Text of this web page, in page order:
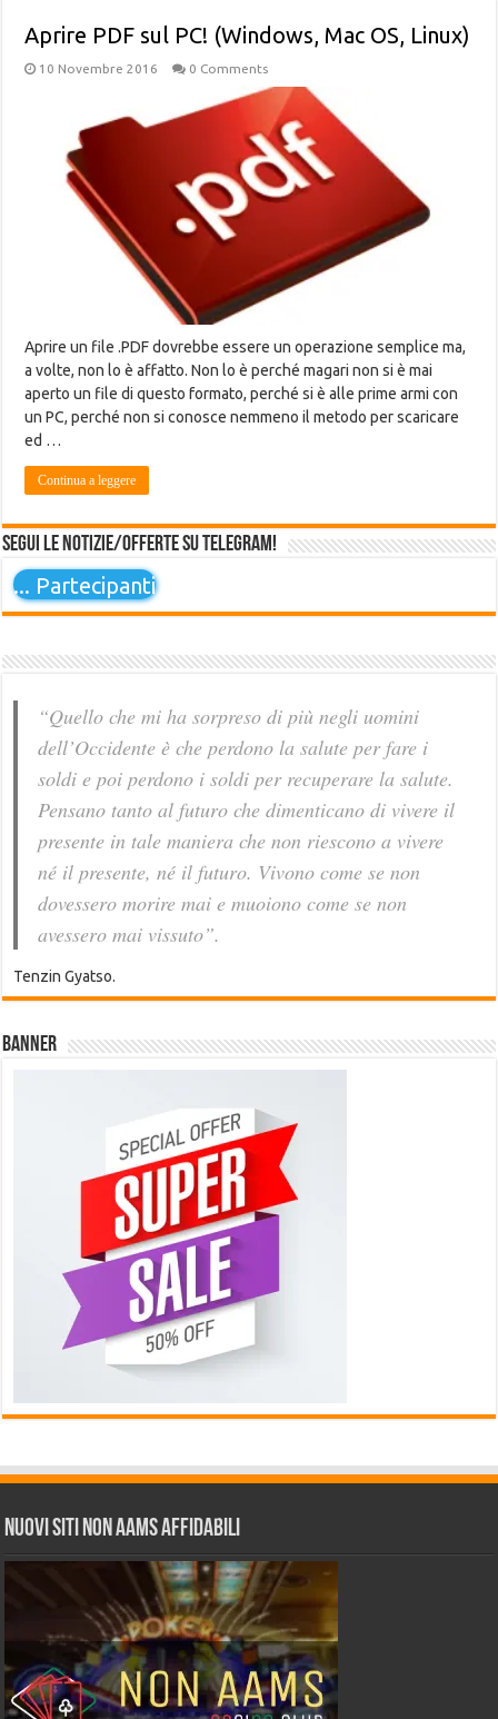
Aprire PDF sul PC! (Windows, Mac OS, Linux)
10 Novembre 2016 0 Comments
Aprire un file .PDF dovrebbe essere un operazione semplice ma,
a volte, non lo è affatto. Non lo è perché magari non si è mai
aperto un file di questo formato, perché si è alle prime armi con
un PC, perché non si conosce nemmeno il metodo per scaricare
ed …
Continua a leggere
Segui le notizie/offerte su Telegram!
... Partecipanti
“Quello che mi ha sorpreso di più negli uomini
dell’Occidente è che perdono la salute per fare i
soldi e poi perdono i soldi per recuperare la salute.
Pensano tanto al futuro che dimenticano di vivere il
presente in tale maniera che non riescono a vivere
né il presente, né il futuro. Vivono come se non
dovessero morire mai e muoiono come se non
avessero mai vissuto”.
Tenzin Gyatso.
Banner
Nuovi siti non AAMS affidabili